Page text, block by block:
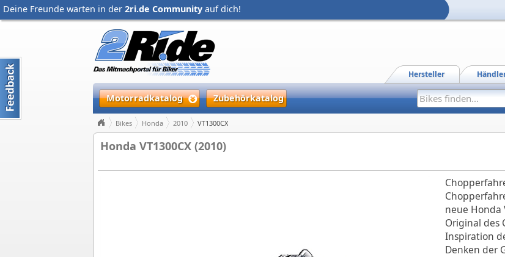
Deine Freunde warten in der 2ri.de Community auf dich!
Hersteller
Motorradkatalog Zubehörkatalog
Bikes Honda 2010 VT1300CX
Honda VT1300CX (2010)
neue Honda
Original des
Inspiration
Denken der